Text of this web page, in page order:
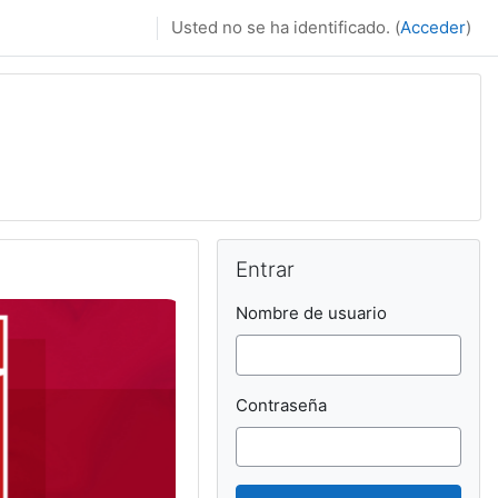
Usted no se ha identificado. (Acceder)
Entrar
Nombre de usuario
Contraseña